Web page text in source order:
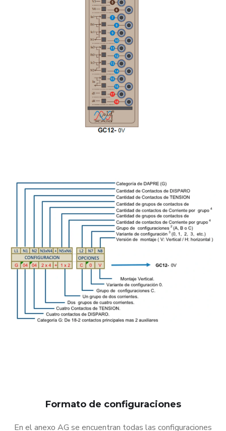
Formato de configuraciones
En el anexo AG se encuentran todas las configuraciones